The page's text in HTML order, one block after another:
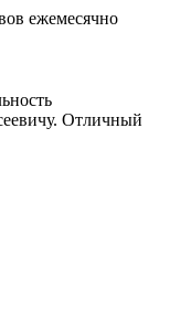
ежемесячно
Отличный